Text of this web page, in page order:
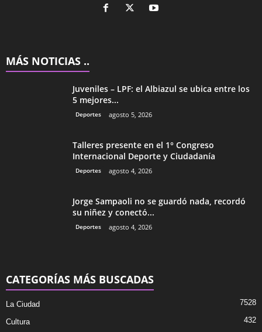
MÁS NOTICIAS ..
Juveniles – LPF: el Albiazul se ubica entre los
5 mejores...
Deportes agosto 5, 2026
Talleres presente en el 1° Congreso
Internacional Deporte y Ciudadanía
Deportes agosto 4, 2026
Jorge Sampaoli no se guardó nada, recordó
su niñez y conectó...
Deportes agosto 4, 2026
CATEGORÍAS MÁS BUSCADAS
La Ciudad 7528
Cultura 432